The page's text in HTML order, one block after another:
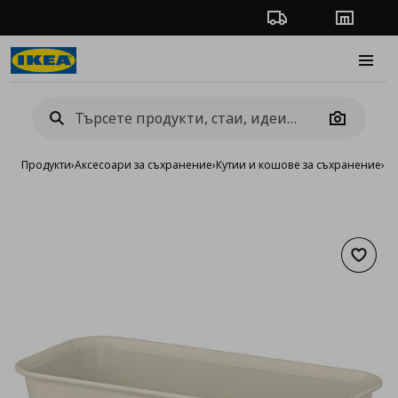
Проследяване на
Camera
Продукти›Аксесоари за съхранение›Кутии и кошове за съхранение›